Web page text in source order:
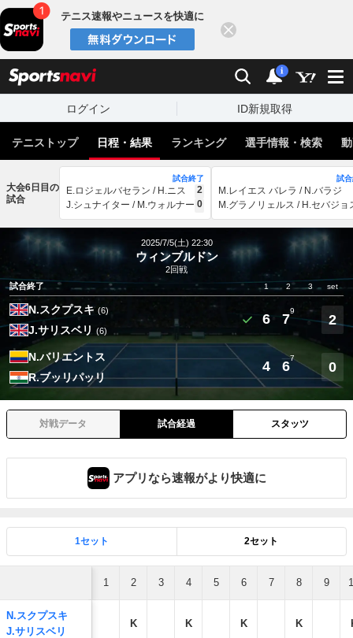
テニス速報やニュースを快適に
検索 通知
i
ログイン ID新規取得
テニストップ 日程・結果 ランキング 選手情報・検索
大会6日目の
試合
試合終了
E.ロジェルバセラン / H.ニス
2
J.シュナイター / M.ウォルナー 0
試
M.レイエス バレラ / N.バラジ
M.グラノリェルス / H.セバジョ
2025/7/5(土) 22:30
ウィンブルドン
2回戦
試合終了
1 2 3 set
N.スクプスキ (6)
J.サリスベリ (6)
6 7
9
2
N.バリエントス
R.ブッリパッリ
4 6
7
0
対戦データ 試合経過 スタッツ
アプリなら速報がより快適に
1セット 2セット
1 2 3 4 5 6 7 8 9
N.スクプスキ
J.サリスベリ
K K K K